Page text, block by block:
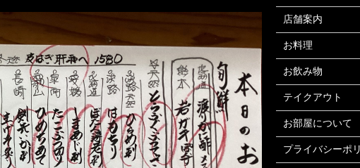
店舗案内
お料理
お飲み物
テイクアウト
お部屋について
プライバシーポ